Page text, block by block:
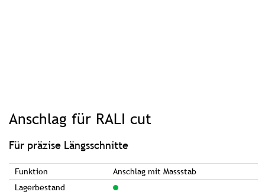
Anschlag für RALI cut
Für präzise Längsschnitte
Funktion
Anschlag mit Massstab
Lagerbestand
Bildgalerie